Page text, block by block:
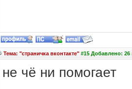
Тема: "страничка вконтакте"#15 Добавлено: 26
не чё ни помогает